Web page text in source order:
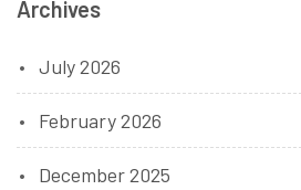
Archives
July 2026
February 2026
December 2025